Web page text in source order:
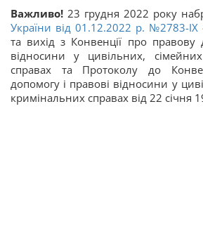
Важливо! 23 грудня 2022 року
України від 01.12.2022 р. №2783-ІХ
та вихід з Конвенції про правову
відносини у цивільних,
справах та Протоколу до
допомогу і правові відносини у
кримінальних справах від 22 січня